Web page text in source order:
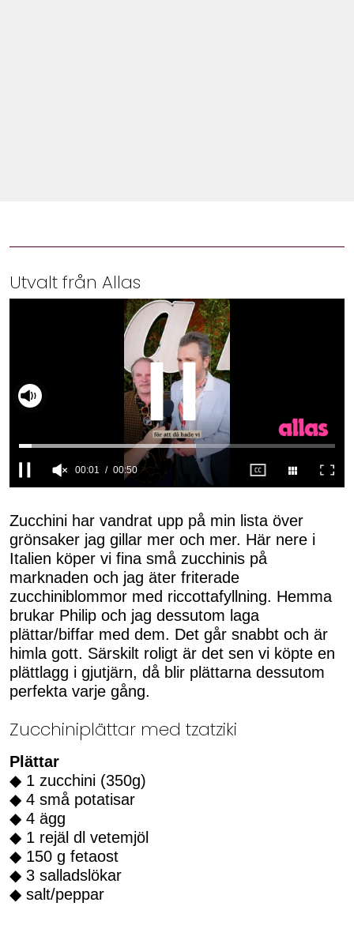
Utvalt från Allas
of
50
seconds
Zucchini har vandrat upp på min lista över
grönsaker jag gillar mer och mer. Här nere i
Italien köper vi fina små zucchinis på
marknaden och jag äter friterade
zucchiniblommor med riccottafyllning. Hemma
brukar Philip och jag dessutom laga
plättar/biffar med dem. Det går snabbt och är
himla gott. Särskilt roligt är det sen vi köpte en
plättlagg i gjutjärn, då blir plättarna dessutom
perfekta varje gång.
Zucchiniplättar med tzatziki
Plättar
◆ 1 zucchini (350g)
◆ 4 små potatisar
◆ 4 ägg
◆ 1 rejäl dl vetemjöl
◆ 150 g fetaost
◆ 3 salladslökar
◆ salt/peppar